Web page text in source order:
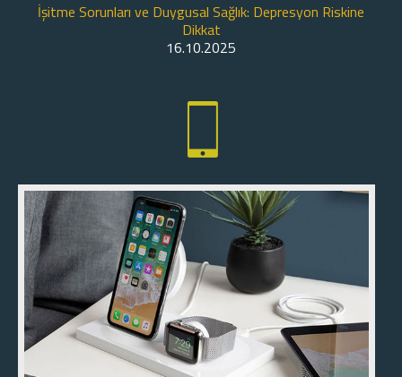
İşitme Sorunları ve Duygusal Sağlık: Depresyon Riskine
Dikkat
16.10.2025